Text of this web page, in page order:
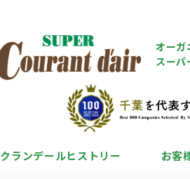
オーガ
スーパ
クランデールヒストリー お客